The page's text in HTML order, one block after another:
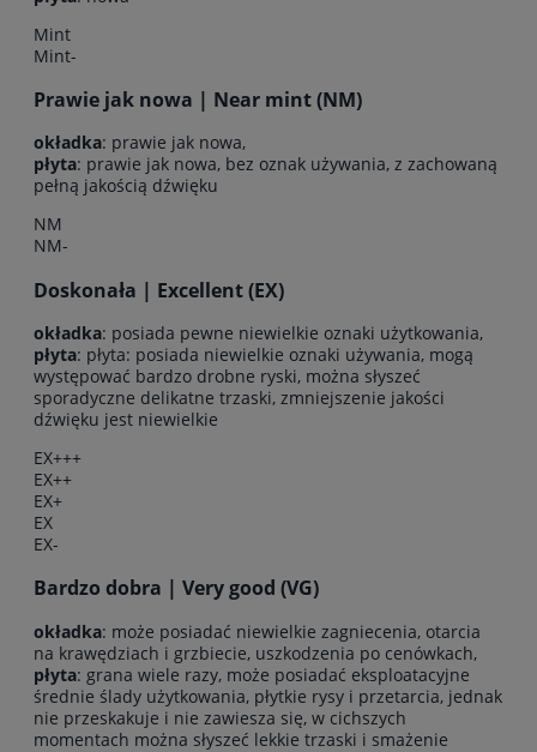
Mint
Mint-
Prawie jak nowa | Near mint (NM)
okładka: prawie jak nowa,
płyta: prawie jak nowa, bez oznak używania, z zachowaną
pełną jakością dźwięku
NM
NM-
Doskonała | Excellent (EX)
okładka: posiada pewne niewielkie oznaki użytkowania,
płyta: płyta: posiada niewielkie oznaki używania, mogą
występować bardzo drobne ryski, można słyszeć
sporadyczne delikatne trzaski, zmniejszenie jakości
dźwięku jest niewielkie
EX+++
EX++
EX+
EX
EX-
Bardzo dobra | Very good (VG)
okładka: może posiadać niewielkie zagniecenia, otarcia
na krawędziach i grzbiecie, uszkodzenia po cenówkach,
płyta: grana wiele razy, może posiadać eksploatacyjne
średnie ślady użytkowania, płytkie rysy i przetarcia, jednak
nie przeskakuje i nie zawiesza się, w cichszych
momentach można słyszeć lekkie trzaski i smażenie